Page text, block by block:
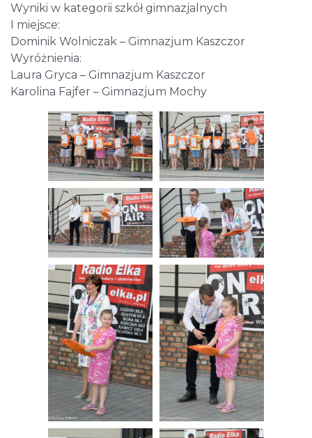
Wyniki w kategorii szkół gimnazjalnych
I miejsce:
Dominik Wolniczak – Gimnazjum Kaszczor
Wyróżnienia:
Laura Gryca – Gimnazjum Kaszczor
Karolina Fajfer – Gimnazjum Mochy